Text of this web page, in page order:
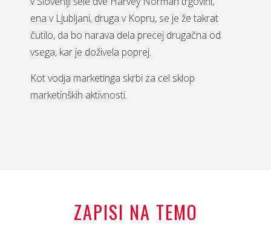
ena v Ljubljani, druga v Kopru, se je že takrat
čutilo, da bo narava dela precej drugačna od
vsega, kar je doživela poprej.
Kot vodja marketinga skrbi za cel sklop
marketinških aktivnosti.
ZAPISI NA TEMO